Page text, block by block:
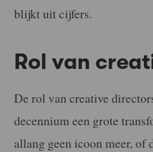
blijkt uit cijfers.
Rol van
De rol van creative
decennium een grote
allang geen icoon meer, of